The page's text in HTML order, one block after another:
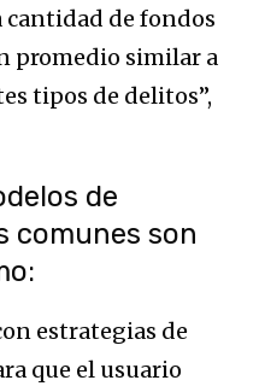
cantidad de fondos
promedio similar a
tipos de delitos”,
de
comunes son
estrategias de
que el usuario